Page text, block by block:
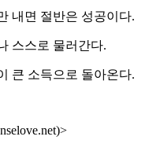
내면 절반은 성공이다.
스스로 물러간다.
큰 소득으로 돌아온다.